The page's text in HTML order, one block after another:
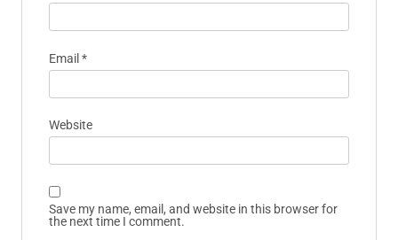
Email *
Website
Save my name, email, and website in this browser for
the next time I comment.